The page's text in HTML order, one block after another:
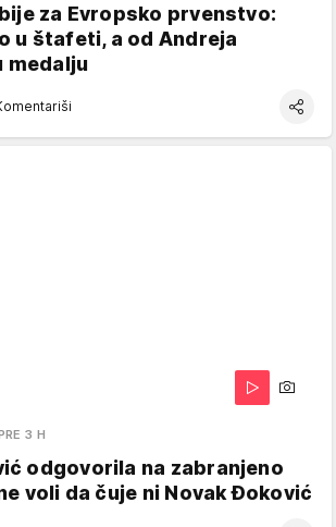
za Evropsko prvenstvo:
u štafeti, a od Andreja
medalju
3 H
odgovorila na zabranjeno
voli da čuje ni Novak Đoković